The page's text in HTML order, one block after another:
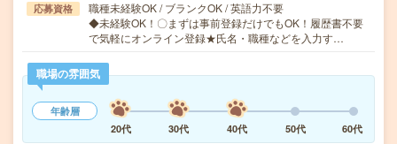
応募資格
職種未経験OK / ブランクOK / 英語力不要
◆未経験OK！〇まずは事前登録だけでもOK！履歴書不要
で気軽にオンライン登録★氏名・職種などを入力す…
職場の雰囲気
年齢層
20代
30代 40代 50代 60代